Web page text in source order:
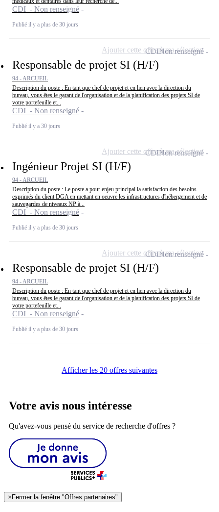
CDI - Non renseigné
Publié il y a plus de 30 jours
Responsable de projet SI (H/F)
94 - ARCUEIL
Description du poste : En tant que chef de projet et en lien avec la direction du
bureau, vous êtes le garant de l'organisation et de la planification des projets SI de
votre portefeuille et...
CDI - Non renseigné
Publié il y a 30 jours
CDINon renseigné
Ajouter cette offre à ma sélection
Ingénieur Projet SI (H/F)
94 - ARCUEIL
Description du poste : Le poste a pour enjeu principal la satisfaction des besoins
exprimés du client DGA en mettant en oeuvre les infrastructures d'hébergement et de
sauvegardes de niveaux NP à...
CDI - Non renseigné
Publié il y a plus de 30 jours
CDINon renseigné
Ajouter cette offre à ma sélection
Responsable de projet SI (H/F)
94 - ARCUEIL
Description du poste : En tant que chef de projet et en lien avec la direction du
bureau, vous êtes le garant de l'organisation et de la planification des projets SI de
votre portefeuille et...
CDI - Non renseigné
Publié il y a plus de 30 jours
CDINon renseigné
Ajouter cette offre à ma sélection
Afficher les 20 offres suivantes
Votre avis nous intéresse
Qu'avez-vous pensé du service de recherche d'offres ?
× Fermer la fenêtre "Offres partenaires"